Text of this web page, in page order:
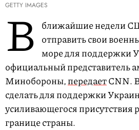
GETTY IMAGES
В
ближайшие недели
отправить свои
море для поддержки
официальный представитель
Минобороны,передаетCNN.
сделать для поддержки
усиливающегося присутствия
границе страны.